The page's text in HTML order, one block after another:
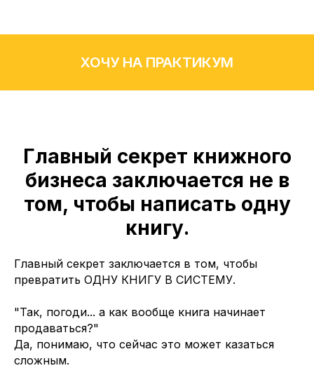
ХОЧУ НА ПРАКТИКУМ
Главный секрет книжного
бизнеса заключается не в
том, чтобы написать одну
книгу.
Главный секрет заключается в том, чтобы
превратить ОДНУ КНИГУ В СИСТЕМУ.
"Так, погоди... а как вообще книга начинает
продаваться?"
Да, понимаю, что сейчас это может казаться
сложным.